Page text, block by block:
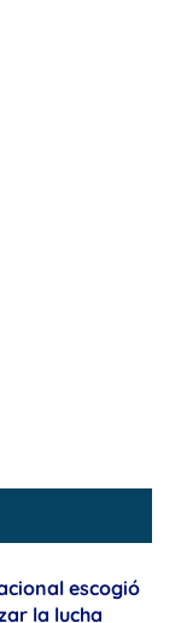
escogió
la lucha